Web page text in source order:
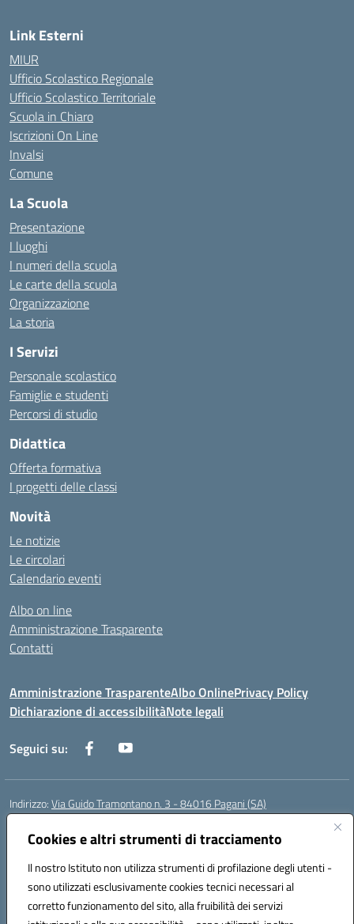
Cookies e altri strumenti di tracciamento
Il nostro Istituto non utilizza strumenti di profilazione degli utenti -
sono utilizzati esclusivamente cookies tecnici necessari al
corretto funzionamento del sito, alla fruibilità dei servizi
Link Esterni
MIUR
Ufficio Scolastico Regionale
Ufficio Scolastico Territoriale
Scuola in Chiaro
Iscrizioni On Line
Invalsi
Comune
La Scuola
Presentazione
I luoghi
I numeri della scuola
Le carte della scuola
Organizzazione
La storia
I Servizi
Personale scolastico
Famiglie e studenti
Percorsi di studio
Didattica
Offerta formativa
I progetti delle classi
Novità
Le notizie
Le circolari
Calendario eventi
Albo on line
Amministrazione Trasparente
Contatti
Amministrazione TrasparenteAlbo OnlinePrivacy Policy
Dichiarazione di accessibilitàNote legali
Seguici su:
Indirizzo:Via Guido Tramontano n. 3 - 84016 Pagani (SA)
Centralino:
Posta elettronica certificata (PEC):saps08000t@pec.istruzione.it
Codice fiscale: 80022400651
Codice meccanografico:SAPS08000T
Codice Indice delle Pubbliche Amministrazioni (IPA): istsc_saps08000t
Codice unico di fatturazione (CUF): UFC29W